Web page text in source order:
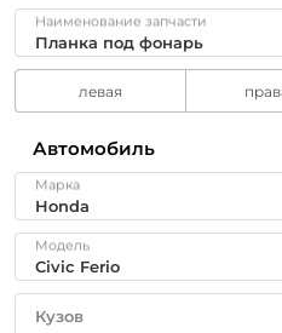
Наименование запчасти
левая
Автомобиль
Марка
Модель
Кузов